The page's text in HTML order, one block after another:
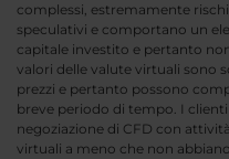
complessi, estremamente
speculativi e comportano un
capitale investito e pertanto
valori delle valute virtuali sono
prezzi e pertanto possono
breve periodo di tempo. I
negoziazione di CFD con
virtuali a meno che non